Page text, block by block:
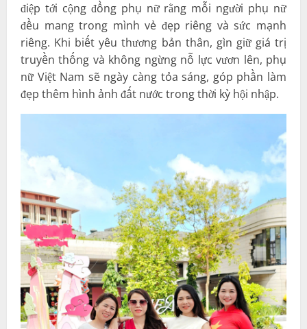
điệp tới cộng đồng phụ nữ rằng mỗi người phụ nữ
đều mang trong mình vẻ đẹp riêng và sức mạnh
riêng. Khi biết yêu thương bản thân, gìn giữ giá trị
truyền thống và không ngừng nỗ lực vươn lên, phụ
nữ Việt Nam sẽ ngày càng tỏa sáng, góp phần làm
đẹp thêm hình ảnh đất nước trong thời kỳ hội nhập.